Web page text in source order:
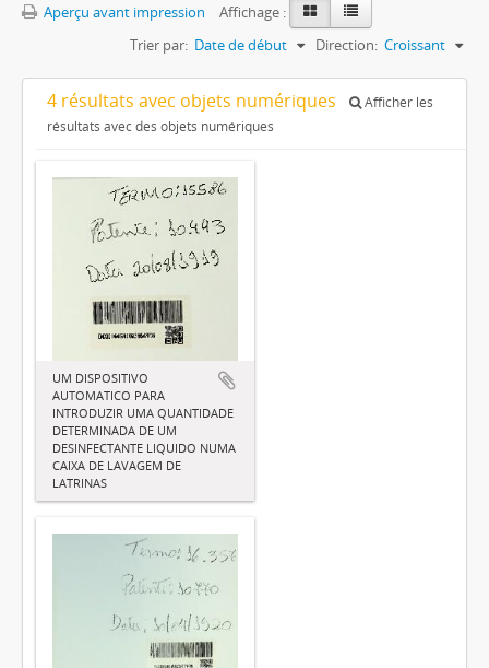
Aperçu avant impression
Affichage :
Trier par: Date de début Direction: Croissant
4 résultats avec objets numériques
Afficher les
résultats avec des objets numériques
UM DISPOSITIVO
AUTOMATICO PARA
INTRODUZIR UMA QUANTIDADE
DETERMINADA DE UM
DESINFECTANTE LIQUIDO NUMA
CAIXA DE LAVAGEM DE
LATRINAS